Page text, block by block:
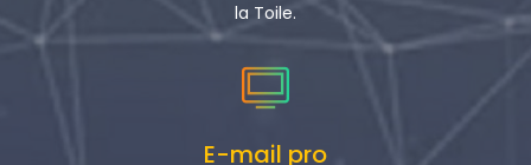
la Toile.
E-mail pro